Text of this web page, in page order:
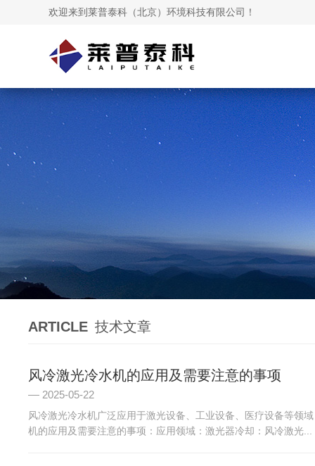
欢迎来到莱普泰科（北京）环境科技有限公司！
ARTICLE 技术文章
风冷激光冷水机的应用及需要注意的事项
2025-05-22
风冷激光冷水机广泛应用于激光设备、工业设备、医疗设备等领
机的应用及需要注意的事项：应用领域：激光器冷却：风冷激光...